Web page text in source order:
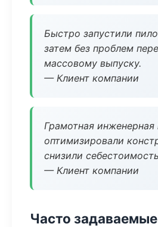
Быстро запустили
затем без проблем
массовому выпуску.
— Клиент компании
Грамотная
оптимизировали
снизили
— Клиент компании
Часто